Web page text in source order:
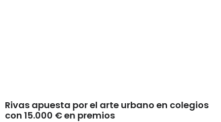
Rivas apuesta por el arte urbano en colegios
con 15.000 € en premios